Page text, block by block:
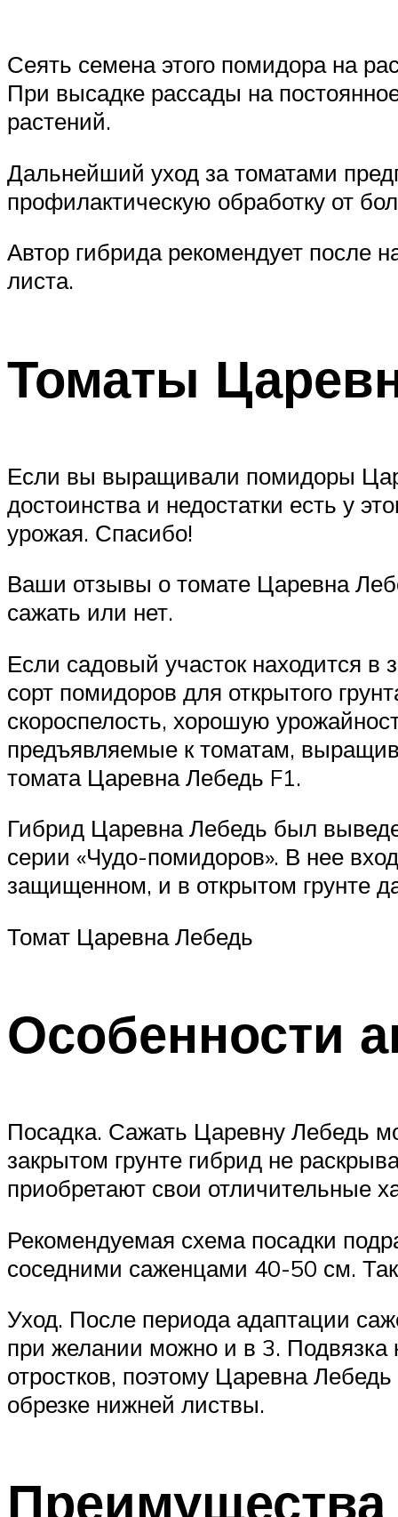
Сеять семена этого помидора на
При высадке рассады на
растений.
Дальнейший уход за томатами
профилактическую обработку от
Автор гибрида рекомендует после
листа.
Томаты
Если вы выращивали помидоры
достоинства и недостатки есть у
урожая. Спасибо!
Ваши отзывы о томате Царевна
сажать или нет.
Если садовый участок находится в
сорт помидоров для открытого
скороспелость, хорошую
предъявляемые к томатам,
томата Царевна Лебедь F1.
Гибрид Царевна Лебедь был
серии «Чудо-помидоров». В нее
защищенном, и в открытом грунте
Томат Царевна Лебедь
Особенности
Посадка. Сажать Царевну Лебедь
закрытом грунте гибрид не
приобретают свои отличительные
Рекомендуемая схема посадки
соседними саженцами 40-50 см.
Уход. После периода адаптации
при желании можно и в 3.
отростков, поэтому Царевна
обрезке нижней листвы.
Преимущества